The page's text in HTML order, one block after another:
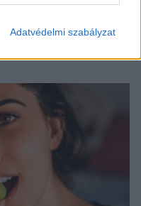
Adatvédelmi szabályzat